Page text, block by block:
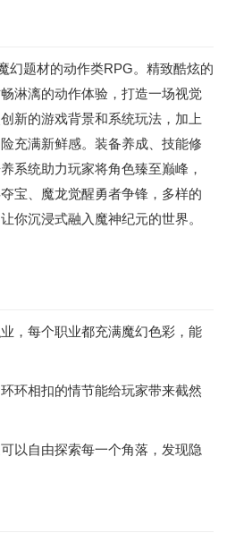
幻题材的动作类RPG。精致酷炫的
淋漓的动作体验，打造一场视觉
新的游戏背景和系统玩法，加上
充满新鲜感。装备养成、技能修
统助力玩家将角色臻至巅峰，
宝、魔龙觉醒勇者争锋，多样的
你沉浸式融入魔神纪元的世界。
，每个职业都充满魔幻色彩，能
环相扣的情节能给玩家带来截然
以自由探索每一个角落，发现隐